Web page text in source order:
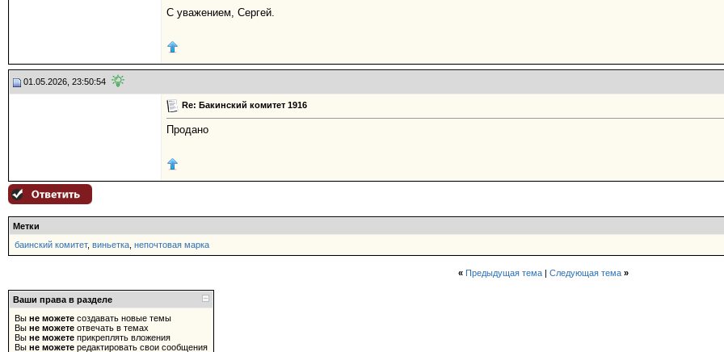
С уважением, Сергей.
01.05.2026, 23:50:54
Re: Бакинский комитет 1916
Продано
Метки
баинский комитет, виньетка непочтовая марка
« Предыдущая тема| Следующая тема »
Ваши права в разделе
Вы не можете создавать новые темы
Вы не можете отвечать в темах
Вы не можете прикреплять вложения
Вы не можете редактировать свои сообщения